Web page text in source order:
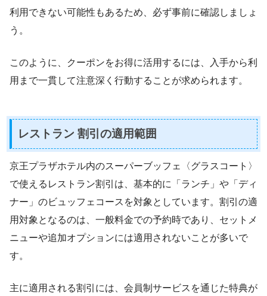
利用できない可能性もあるため、必ず事前に確認しましょ
う。
このように、クーポンをお得に活用するには、入手から利
用まで一貫して注意深く行動することが求められます。
レストラン 割引の適用範囲
京王プラザホテル内のスーパーブッフェ〈グラスコート〉
で使えるレストラン割引は、基本的に「ランチ」や「ディ
ナー」のビュッフェコースを対象としています。割引の適
用対象となるのは、一般料金での予約時であり、セットメ
ニューや追加オプションには適用されないことが多いで
す。
主に適用される割引には、会員制サービスを通じた特典が